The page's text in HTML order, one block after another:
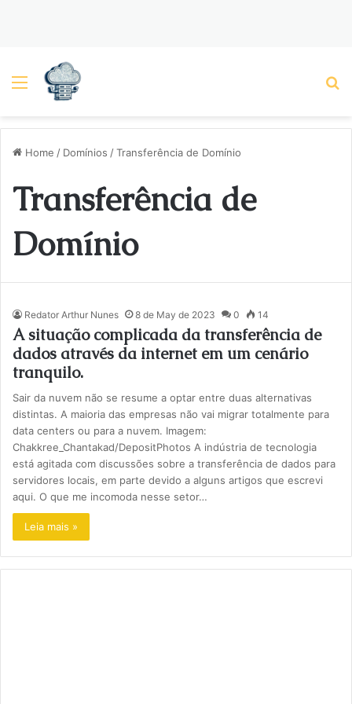
Menu
Home / Domínios /Transferência de Domínio
Transferência de
Domínio
Redator Arthur Nunes 8 de May de 2023 0 14
A situação complicada da transferência de
dados através da internet em um cenário
tranquilo.
Sair da nuvem não se resume a optar entre duas alternativas
distintas. A maioria das empresas não vai migrar totalmente para
data centers ou para a nuvem. Imagem:
Chakkree_Chantakad/DepositPhotos A indústria de tecnologia
está agitada com discussões sobre a transferência de dados para
servidores locais, em parte devido a alguns artigos que escrevi
aqui. O que me incomoda nesse setor…
Leia mais »